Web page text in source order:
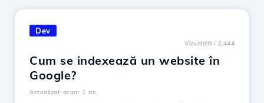
Dev
Vizualizări 2,444
Cum se indexează un website în
Google?
Actualizat acum 1 an